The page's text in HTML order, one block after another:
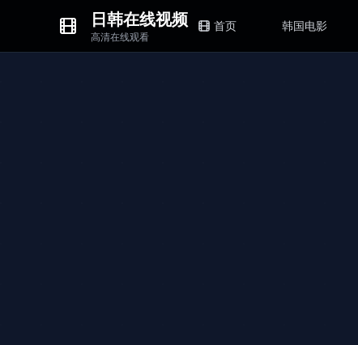
日韩在线视频
高清在线观看
首页 韩国电影